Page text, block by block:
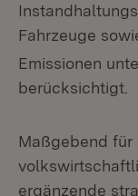
Fahrzeuge
Emissionen
berücksichtigt.
Maßgebend für
ergänzende